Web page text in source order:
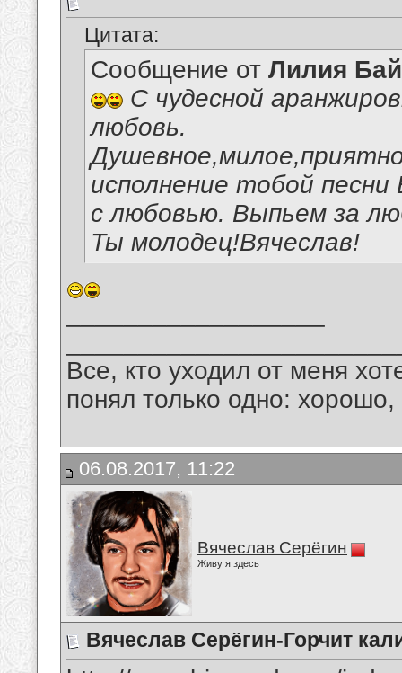
Цитата:
Сообщение от Лилия
С чудесной
любовь.
исполнение тобой
с любовью. Выпьем за
Ты молодец!Вячеслав!
Все, кто уходил от меня
понял только одно:
06.08.2017, 11:22
Вячеслав Серёгин
Живу я здесь
Вячеслав Серёгин-Горчит